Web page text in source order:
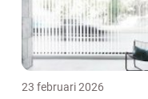
23 februari 2026